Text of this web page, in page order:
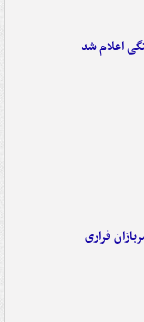
اعلام شد
فراری